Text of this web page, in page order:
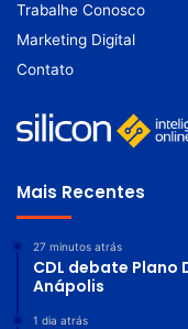
Trabalhe Conosco
Marketing Digital
Contato
Mais Recentes
27 minutos atrás
CDL debate
Anápolis
1 dia atrás